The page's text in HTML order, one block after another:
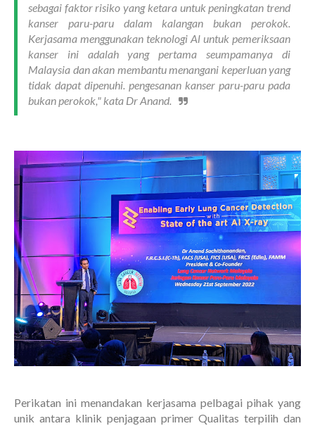
sebagai faktor risiko yang ketara untuk peningkatan trend
kanser paru-paru dalam kalangan bukan perokok.
Kerjasama menggunakan teknologi Al untuk pemeriksaan
kanser ini adalah yang pertama seumpamanya di
Malaysia dan akan membantu menangani keperluan yang
tidak dapat dipenuhi. pengesanan kanser paru-paru pada
bukan perokok," kata Dr Anand.
Perikatan ini menandakan kerjasama pelbagai pihak yang
unik antara klinik penjagaan primer Qualitas terpilih dan